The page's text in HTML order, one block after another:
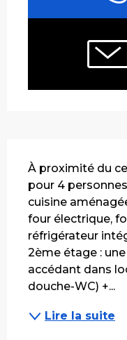
À proximité du
pour 4
cuisine
four électrique,
réfrigérateur
2ème étage :
accédant dans
douche-WC) +...
Lire la suite